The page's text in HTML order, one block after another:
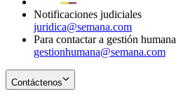
Notificaciones judiciales
juridica@semana.com
Para contactar a gestión humana
gestionhumana@semana.com
Contáctenos